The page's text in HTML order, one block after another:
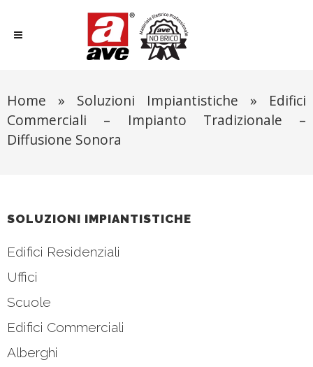
Home » Soluzioni Impiantistiche » Edifici
Commerciali – Impianto Tradizionale –
Diffusione Sonora
SOLUZIONI IMPIANTISTICHE
Edifici Residenziali
Uffici
Scuole
Edifici Commerciali
Alberghi